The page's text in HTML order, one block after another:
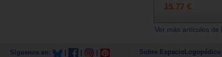
15.77 €
Ver más artículos
Síguenos en: Sobre EspacioLogopédico